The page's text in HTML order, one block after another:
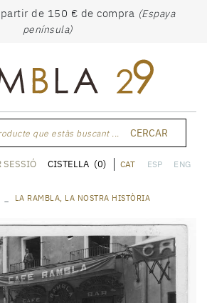
de 150 € de compra (Espaya
península)
que estàs buscant ... CERCAR
CAT ESP ENG
CISTELLA (0)
LA RAMBLA, LA NOSTRA HISTÒRIA